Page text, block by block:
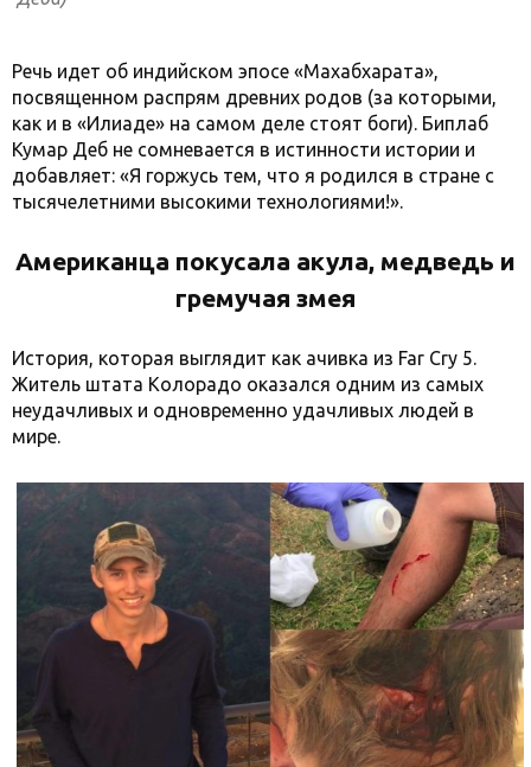
Речь идет об индийском эпосе «Махабхарата»,
посвященном распрям древних родов (за которыми,
как и в «Илиаде» на самом деле стоят боги). Биплаб
Кумар Деб не сомневается в истинности истории и
добавляет: «Я горжусь тем, что я родился в стране с
тысячелетними высокими технологиями!».
Американца покусала акула, медведь и
гремучая змея
История, которая выглядит как ачивка из Far Cry 5.
Житель штата Колорадо оказался одним из самых
неудачливых и одновременно удачливых людей в
мире.